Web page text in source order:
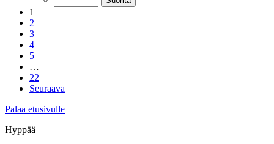
1
2
3
4
5
…
22
Seuraava
Palaa etusivulle
Hyppää